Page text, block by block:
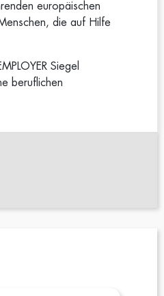
europäischen
die auf Hilfe
Siegel
beruflichen